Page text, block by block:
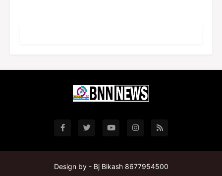
Design by - Bj Bikash 8677954500